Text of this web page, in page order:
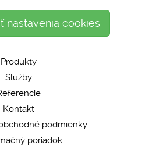
nastavenia cookies
Produkty
Služby
Kontakt
podmienky
poriadok